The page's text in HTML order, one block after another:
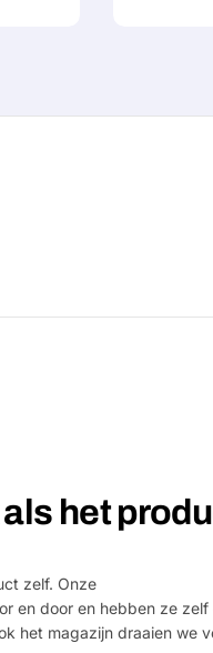
het
zelf. Onze
en door en hebben ze zelf
het magazijn draaien we